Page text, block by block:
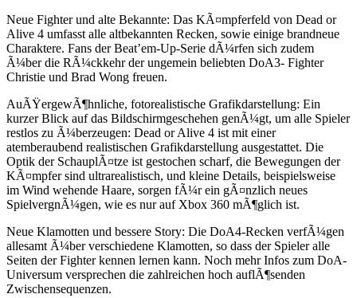
Neue Fighter und alte Bekannte: Das KÃ¤mpferfeld von Dead or
Alive 4 umfasst alle altbekannten Recken, sowie einige brandneue
Charaktere. Fans der Beat’em-Up-Serie dÃ¼rfen sich zudem
Ã¼ber die RÃ¼ckkehr der ungemein beliebten DoA3- Fighter
Christie und Brad Wong freuen.
AuÃŸergewÃ¶hnliche, fotorealistische Grafikdarstellung: Ein
kurzer Blick auf das Bildschirmgeschehen genÃ¼gt, um alle Spieler
restlos zu Ã¼berzeugen: Dead or Alive 4 ist mit einer
atemberaubend realistischen Grafikdarstellung ausgestattet. Die
Optik der SchauplÃ¤tze ist gestochen scharf, die Bewegungen der
KÃ¤mpfer sind ultrarealistisch, und kleine Details, beispielsweise
im Wind wehende Haare, sorgen fÃ¼r ein gÃ¤nzlich neues
SpielvergnÃ¼gen, wie es nur auf Xbox 360 mÃ¶glich ist.
Neue Klamotten und bessere Story: Die DoA4-Recken verfÃ¼gen
allesamt Ã¼ber verschiedene Klamotten, so dass der Spieler alle
Seiten der Fighter kennen lernen kann. Noch mehr Infos zum DoA-
Universum versprechen die zahlreichen hoch auflÃ¶senden
Zwischensequenzen.